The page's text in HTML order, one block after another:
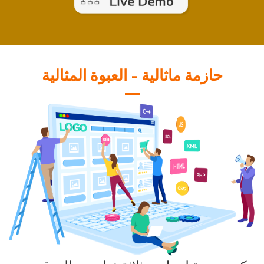
حازمة ماثالية - العبوة المثالية